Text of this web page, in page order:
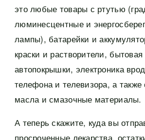
это любые товары с ртутью
люминесцентные и
лампы), батарейки и
краски и растворители,
автопокрышки, электроника
телефона и телевизора, а также
масла и смазочные материалы.
А теперь скажите, куда вы
просроченные лекарства,